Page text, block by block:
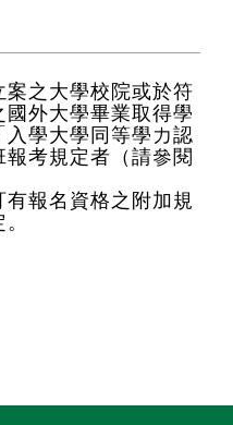
案之大學校院或於符
外大學畢業取得學
入學大學同等學力認
報考規定者（請參閱
報名資格之附加規